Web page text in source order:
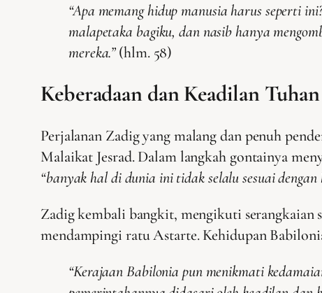
“Apa memang hidup manusia harus seperti
malapetaka bagiku, dan nasib hanya
mereka.”(hlm. 58)
Keberadaan dan Keadilan Tuhan
Perjalanan Zadig yang malang dan penuh
Malaikat Jesrad. Dalam langkah gontainya
“banyak hal di dunia ini tidak selalu sesuai
Zadig kembali bangkit, mengikuti serangkaian
mendampingi ratu Astarte. Kehidupan
“Kerajaan Babilonia pun menikmati